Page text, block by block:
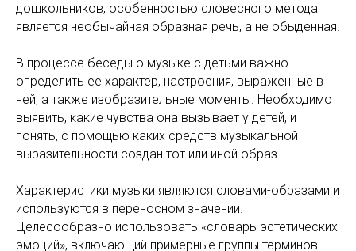
дошкольников, особенностью словесного метода
является необычайная образная речь, а не обыденная.
В процессе беседы о музыке с детьми важно
определить ее характер, настроения, выраженные в
ней, а также изобразительные моменты. Необходимо
выявить, какие чувства она вызывает у детей, и
понять, с помощью каких средств музыкальной
выразительности создан тот или иной образ.
Характеристики музыки являются словами-образами и
используются в переносном значении.
Целесообразно использовать «словарь эстетических
эмоций», включающий примерные группы терминов-